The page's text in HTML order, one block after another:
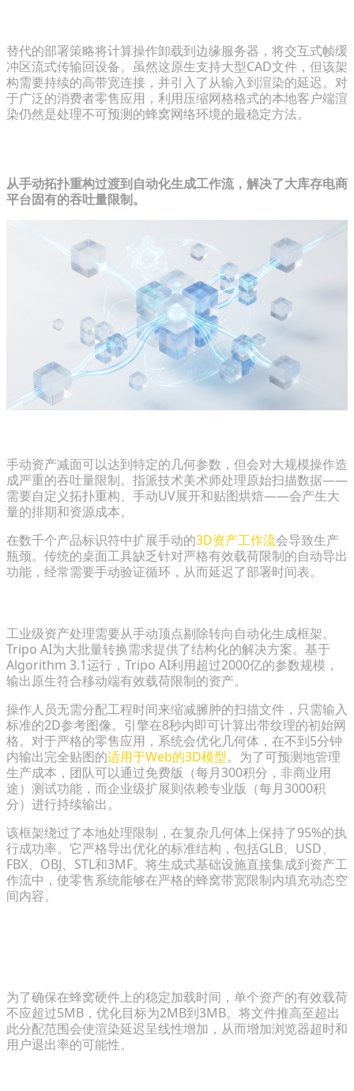
替代的部署策略将计算操作卸载到边缘服务器，将交互式帧缓
冲区流式传输回设备。虽然这原生支持大型CAD文件，但该架
构需要持续的高带宽连接，并引入了从输入到渲染的延迟。对
于广泛的消费者零售应用，利用压缩网格格式的本地客户端渲
染仍然是处理不可预测的蜂窝网络环境的最稳定方法。
从手动拓扑重构过渡到自动化生成工作流，解决了大库存电商
平台固有的吞吐量限制。
手动资产减面可以达到特定的几何参数，但会对大规模操作造
成严重的吞吐量限制。指派技术美术师处理原始扫描数据——
需要自定义拓扑重构、手动UV展开和贴图烘焙——会产生大
量的排期和资源成本。
在数千个产品标识符中扩展手动的3D资产工作流会导致生产
瓶颈。传统的桌面工具缺乏针对严格有效载荷限制的自动导出
功能，经常需要手动验证循环，从而延迟了部署时间表。
工业级资产处理需要从手动顶点剔除转向自动化生成框架。
Tripo AI为大批量转换需求提供了结构化的解决方案。基于
Algorithm 3.1运行，Tripo AI利用超过2000亿的参数规模，
输出原生符合移动端有效载荷限制的资产。
操作人员无需分配工程时间来缩减臃肿的扫描文件，只需输入
标准的2D参考图像。引擎在8秒内即可计算出带纹理的初始网
格。对于严格的零售应用，系统会优化几何体，在不到5分钟
内输出完全贴图的适用于Web的3D模型。为了可预测地管理
生产成本，团队可以通过免费版（每月300积分，非商业用
途）测试功能，而企业级扩展则依赖专业版（每月3000积
分）进行持续输出。
该框架绕过了本地处理限制，在复杂几何体上保持了95%的执
行成功率。它严格导出优化的标准结构，包括GLB、USD、
FBX、OBJ、STL和3MF。将生成式基础设施直接集成到资产工
作流中，使零售系统能够在严格的蜂窝带宽限制内填充动态空
间内容。
为了确保在蜂窝硬件上的稳定加载时间，单个资产的有效载荷
不应超过5MB，优化目标为2MB到3MB。将文件推高至超出
此分配范围会使渲染延迟呈线性增加，从而增加浏览器超时和
用户退出率的可能性。